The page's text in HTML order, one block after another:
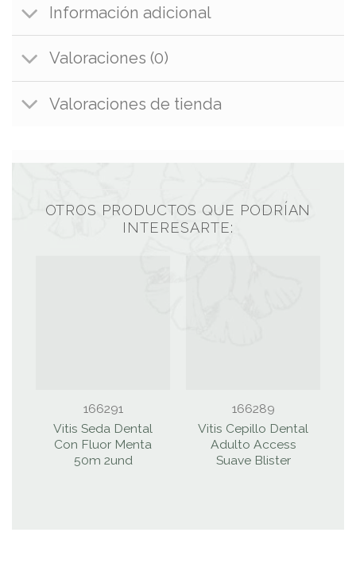
Información adicional
Valoraciones (0)
Valoraciones de tienda
OTROS PRODUCTOS QUE PODRÍAN
INTERESARTE:
166291
Vitis Seda Dental
Con Fluor Menta
50m 2und
166289
Vitis Cepillo Dental
Adulto Access
Suave Blister